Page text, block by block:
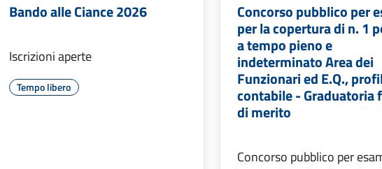
Bando alle Ciance 2026
Iscrizioni aperte
Tempo libero
Concorso pubblico per
per la copertura di n. 1
a tempo pieno e
indeterminato Area dei
Funzionari ed E.Q.,
contabile - Graduatoria
di merito
Concorso pubblico per